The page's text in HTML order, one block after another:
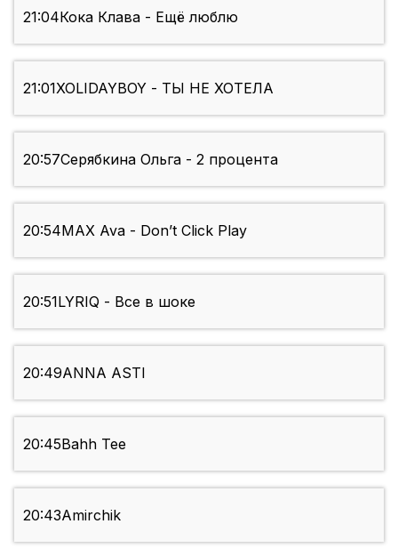
21:04Кока Клава - Ещё люблю
21:01XOLIDAYBOY - ТЫ НЕ ХОТЕЛА
20:57Серябкина Ольга - 2 процента
20:54MAX Ava - Don’t Click Play
20:51LYRIQ - Все в шоке
20:49ANNA ASTI
20:45Bahh Tee
20:43Amirchik